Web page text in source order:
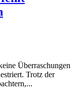
Überraschungen
Trotz der